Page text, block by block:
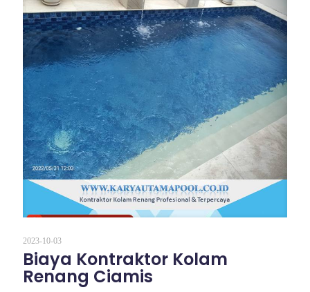
2023-10-03
Biaya Kontraktor Kolam
Renang Ciamis